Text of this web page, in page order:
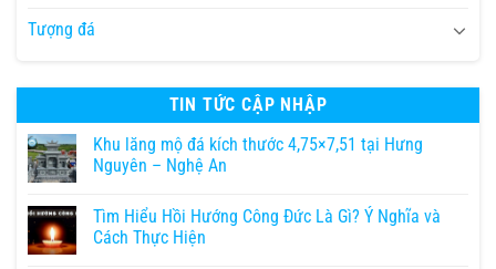
Tượng đá
TIN TỨC CẬP NHẬP
Khu lăng mộ đá kích thước 4,75×7,51 tại Hưng
Nguyên – Nghệ An
Tìm Hiểu Hồi Hướng Công Đức Là Gì? Ý Nghĩa và
Cách Thực Hiện